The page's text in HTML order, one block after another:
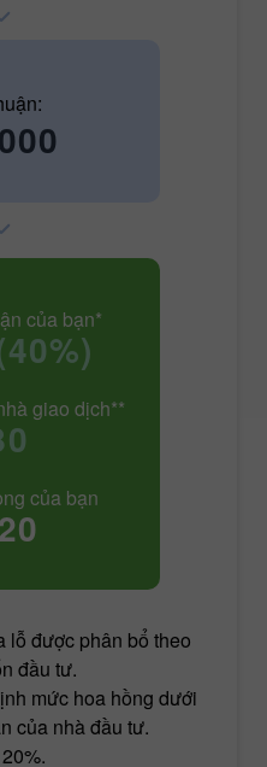
của bạn*
giao dịch**
của bạn
lỗ được phân bổ theo
đầu tư.
mức hoa hồng dưới
của nhà đầu tư.